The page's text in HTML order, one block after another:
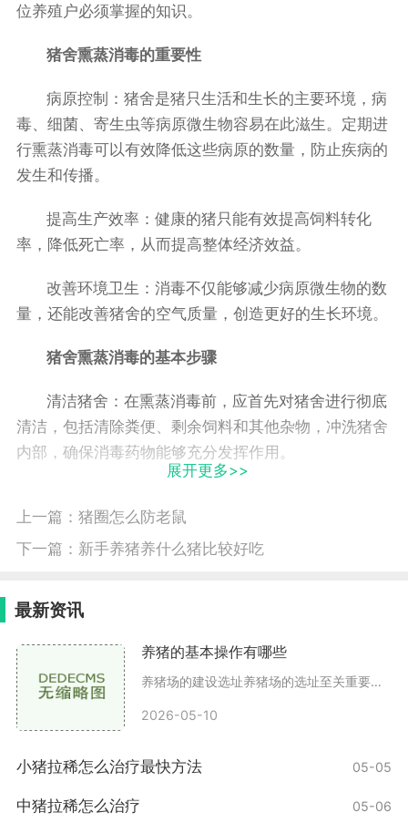
位养殖户必须掌握的知识。
猪舍熏蒸消毒的重要性
病原控制：猪舍是猪只生活和生长的主要环境，病
毒、细菌、寄生虫等病原微生物容易在此滋生。定期进
行熏蒸消毒可以有效降低这些病原的数量，防止疾病的
发生和传播。
提高生产效率：健康的猪只能有效提高饲料转化
率，降低死亡率，从而提高整体经济效益。
改善环境卫生：消毒不仅能够减少病原微生物的数
量，还能改善猪舍的空气质量，创造更好的生长环境。
猪舍熏蒸消毒的基本步骤
清洁猪舍：在熏蒸消毒前，应首先对猪舍进行彻底
清洁，包括清除粪便、剩余饲料和其他杂物，冲洗猪舍
内部，确保消毒药物能够充分发挥作用。
要求，选择适合的消毒药物。
作，确保安全防护措施到位。
通风：熏蒸完成后，应适当通风，确保药物气味散
去后，再将猪只放回猪舍。
常用的消毒药物
在熏蒸消毒过程中，有多种药物可以选择，以下是
展开更多>>
上一篇： 猪圈怎么防老鼠
下一篇： 新手养猪养什么猪比较好吃
最新资讯
养猪的基本操作有哪些
养猪场的建设选址养猪场的选址至关重要，应该选择在通风良好、排水方便、远离污染源的地方。理想的养猪场距离居民区应有一定的距离，以避免臭味对周围环境的影响。场地设计养
2026-05-10
小猪拉稀怎么治疗最快方法 05-05
中猪拉稀怎么治疗 05-06